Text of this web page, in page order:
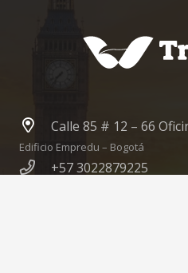
Calle 85 # 12 – 66
Edificio Empredu – Bogotá
+57 3022879225